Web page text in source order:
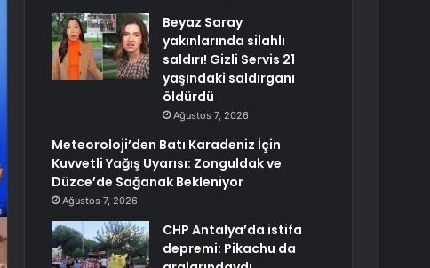
Beyaz Saray
yakınlarında silahlı
saldırı! Gizli Servis 21
yaşındaki saldırganı
öldürdü
Ağustos 7, 2026
Meteoroloji’den Batı Karadeniz İçin
Kuvvetli Yağış Uyarısı: Zonguldak ve
Düzce’de Sağanak Bekleniyor
Ağustos 7, 2026
CHP Antalya’da istifa
depremi: Pikachu da